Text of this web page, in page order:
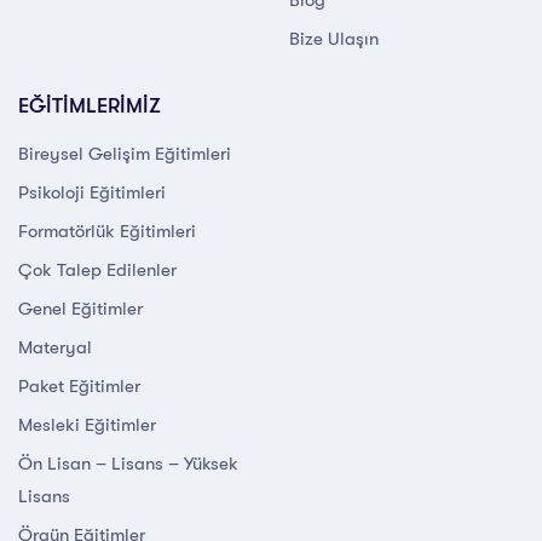
Bize Ulaşın
EĞİTİMLERİMİZ
Bireysel Gelişim Eğitimleri
Psikoloji Eğitimleri
Formatörlük Eğitimleri
Çok Talep Edilenler
Genel Eğitimler
Materyal
Paket Eğitimler
Mesleki Eğitimler
Ön Lisan – Lisans – Yüksek
Lisans
Örgün Eğitimler